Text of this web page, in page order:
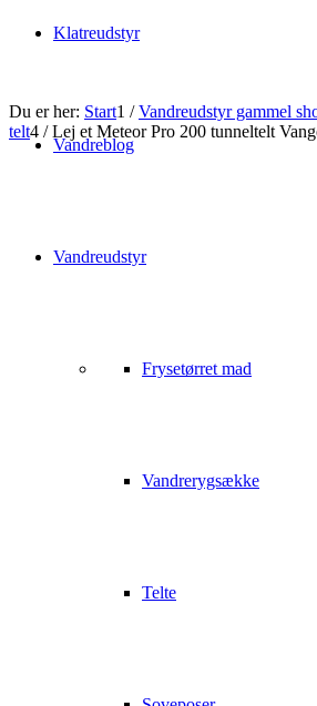
Klatreudstyr
Vandreblog
Vandreudstyr
Frysetørret mad
Vandrerygsække
Telte
Du er her: Start1 / Vandreudstyr gammel
telt4 / Lej et Meteor Pro 200 tunneltelt